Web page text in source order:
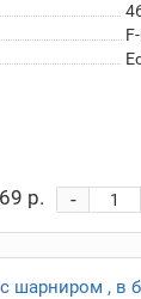
р. -
шарниром , в